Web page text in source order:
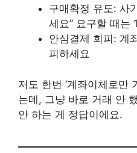
구매확정 유도: 사
세요” 요구할 때는
안심결제 회피: 계
피하세요
저도 한번 ‘계좌이체로만
는데, 그냥 바로 거래 안
안 하는 게 정답이에요.